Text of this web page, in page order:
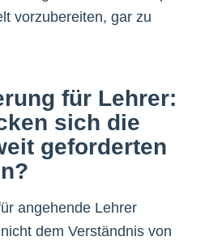
vorzubereiten, gar zu
für Lehrer:
sich die
geforderten
angehende Lehrer
dem Verständnis von